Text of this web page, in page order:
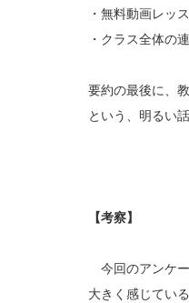
・無料動画レッ
・クラス全体の
要約の最後に、
という、明るい
【考察】
今回のアンケ
大きく感じてい